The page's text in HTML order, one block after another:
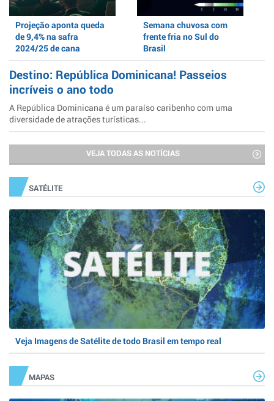
Projeção aponta queda
de 9,4% na safra
2024/25 de cana
Semana chuvosa com
frente fria no Sul do
Brasil
Destino: República Dominicana! Passeios
incríveis o ano todo
A República Dominicana é um paraíso caribenho com uma
diversidade de atrações turísticas...
VEJA TODAS AS NOTÍCIAS
SATÉLITE
Veja Imagens de Satélite de todo Brasil em tempo real
MAPAS